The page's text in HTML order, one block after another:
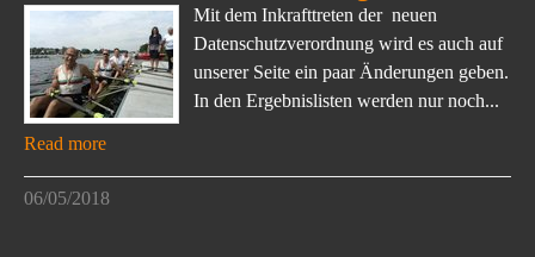
Mit dem Inkrafttreten der neuen
Datenschutzverordnung wird es auch auf
unserer Seite ein paar Änderungen geben.
In den Ergebnislisten werden nur noch...
Read more
06/05/2018